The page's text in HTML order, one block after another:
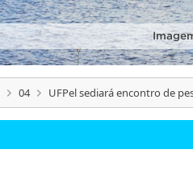
04 UFPel sediará encontro de